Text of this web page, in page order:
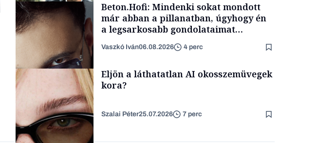
TÁMOGATÓI
Forbes-sztori
Beton.Hofi: Mindenki sokat mondott
már abban a pillanatban, úgyhogy én
a legsarkosabb gondolataimat
Vaszkó Iván06.08.2026 4 perc
Eljön a láthatatlan AI okosszemüvegek
kora?
Szalai Péter25.07.2026 7 perc